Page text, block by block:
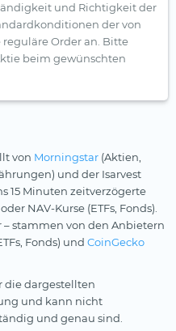
und Richtigkeit der
der von
Order an. Bitte
beim gewünschten
von Morningstar (Aktien,
und der Isarvest
15 Minuten zeitverzögerte
NAV-Kurse (ETFs, Fonds).
– stammen von den Anbietern
Fonds) und CoinGecko
die dargestellten
und kann nicht
und genau sind.